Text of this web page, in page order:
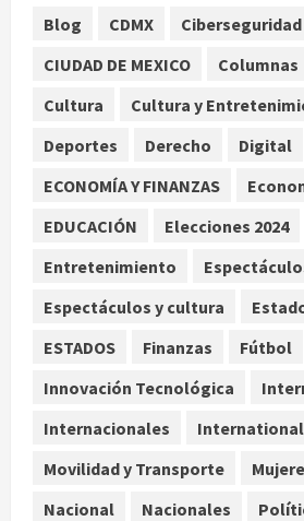
SCJN avala
agrícolas
agosto 6, 2026
Turista muere
de hotel en
personal
agosto 6, 2026
4
México gana
más de 219 mdd
Toluca golea a
Blog CDMX Ciberseguridad
CIUDAD DE MEXICO
Columnas
Cultura
Cultura y
Deportes
Derecho Digital
ECONOMÍA Y FINANZAS
EDUCACIÓN
Elecciones 2024
Entretenimiento
Espectáculos y cultura
ESTADOS
Finanzas
Fútbol
Innovación Tecnológica
Internacionales
International
Movilidad y Transporte
Nacional
Nacionales